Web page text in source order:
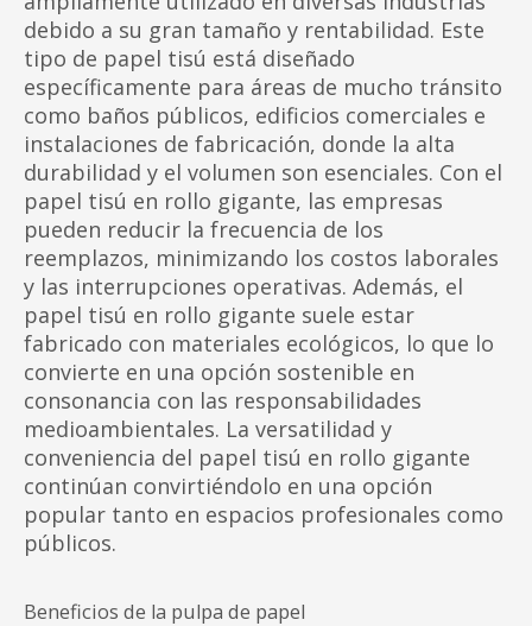
debido a su gran tamaño y rentabilidad. Este
tipo de papel tisú está diseñado
específicamente para áreas de mucho tránsito
como baños públicos, edificios comerciales e
instalaciones de fabricación, donde la alta
durabilidad y el volumen son esenciales. Con el
papel tisú en rollo gigante, las empresas
pueden reducir la frecuencia de los
reemplazos, minimizando los costos laborales
y las interrupciones operativas. Además, el
papel tisú en rollo gigante suele estar
fabricado con materiales ecológicos, lo que lo
convierte en una opción sostenible en
consonancia con las responsabilidades
medioambientales. La versatilidad y
conveniencia del papel tisú en rollo gigante
continúan convirtiéndolo en una opción
popular tanto en espacios profesionales como
públicos.
Beneficios de la pulpa de papel